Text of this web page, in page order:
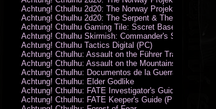
Achtung! Cthulhu 2d20: The Norway Projekt (PDF)
Achtung! Cthulhu 2d20: The Serpent & The Sands
Achtung! Cthulhu Gaming Tile: Sscret Base & Icy Ruins
Achtung! Cthulhu Skirmish: Commander's Set
Achtung! Cthulhu Tactics Digital (PC)
Achtung! Cthulhu: Assault on the Führer Train
Achtung! Cthulhu: Assault on the Mountains of Madness
Achtung! Cthulhu: Documentos de la Guerra Secreta
Achtung! Cthulhu: Elder Godlike
Achtung! Cthulhu: FATE Investigator's Guide (PDF)
Achtung! Cthulhu: FATE Keeper's Guide (PDF)